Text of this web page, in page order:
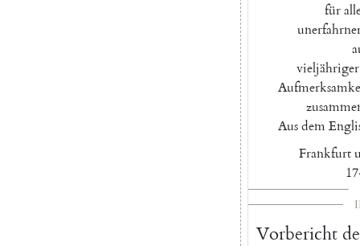
für
vieljähriger
Aus dem
Frankfurt
Vorbericht